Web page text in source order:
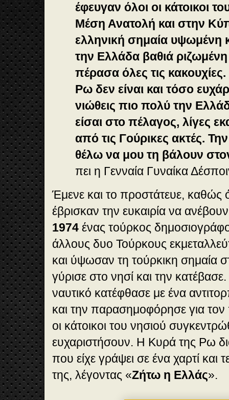
έφευγαν όλοι οι κάτοικοι
Μέση Ανατολή και στην
ελληνική σημαία υψωμένη
την Ελλάδα βαθιά
πέρασα όλες τις
Ρω δεν είναι και τόσο
νιώθεις πιο πολύ την
είσαι στο πέλαγος, λίγες
από τις Γούρικες ακτές.
θέλω να μου τη βάλουν
πει η Γενναία Γυναίκα
Έμενε και το προστάτευε, καθώς
έβρισκαν την ευκαιρία να
1974 ένας τούρκος
άλλους δυο Τούρκους
και ύψωσαν τη τούρκικη σημαία
γύρισε στο νησί και την
ναυτικό κατέφθασε με ένα
και την παρασημοφόρησε για τον
οι κάτοικοι του νησιού
ευχαριστήσουν. Η Κυρά της Ρω
που είχε γράψει σε ένα χαρτί και
της, λέγοντας «Ζήτω η Ελλάς».